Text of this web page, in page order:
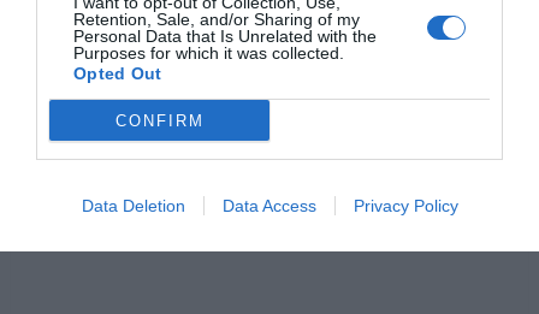
Retention, Sale, and/or Sharing of my
Personal Data that Is Unrelated with the
Purposes for which it was collected.
Opted Out
CONFIRM
Data Deletion Data Access Privacy Policy
k